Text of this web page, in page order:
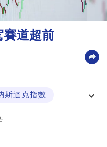
道超前
斯達克指數